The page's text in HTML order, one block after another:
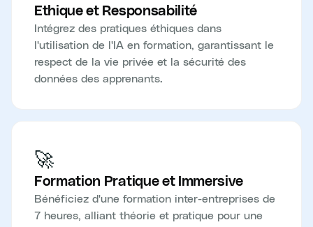
Ethique et Responsabilité
Intégrez des pratiques éthiques dans
l'utilisation de l'IA en formation, garantissant le
respect de la vie privée et la sécurité des
données des apprenants.
🚀
Formation Pratique et Immersive
Bénéficiez d'une formation inter-entreprises de
7 heures, alliant théorie et pratique pour une